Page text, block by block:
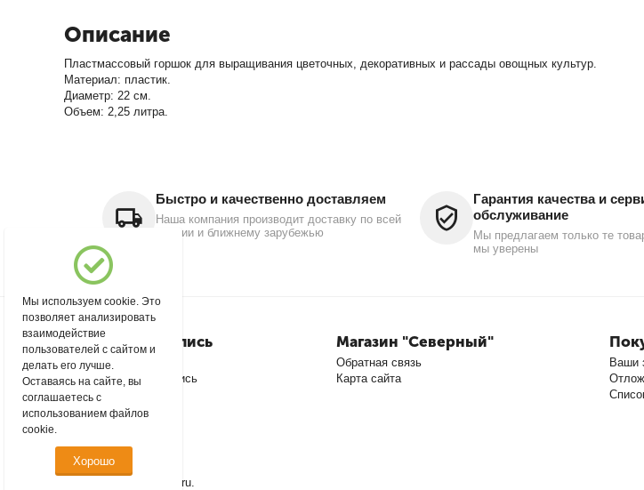
Описание
Пластмассовый горшок для выращивания цветочных, декоративных и рассады овощных культур.
Материал: пластик.
Диаметр: 22 см.
Объем: 2,25 литра.
Быстро и качественно доставляем
Наша компания производит доставку по всей
России и ближнему зарубежью
Гарантия качества и
обслуживание
Мы предлагаем только те
мы уверены
Моя учетная запись
Войти
Создать учетную запись
Магазин "Северный"
Обратная связь
Карта сайта
Ваши
© 2004 - 2026 msever.ru.
Мы используем cookie. Это
позволяет анализировать
взаимодействие
пользователей с сайтом и
делать его лучше.
Оставаясь на сайте, вы
соглашаетесь с
использованием файлов
cookie.
Хорошо